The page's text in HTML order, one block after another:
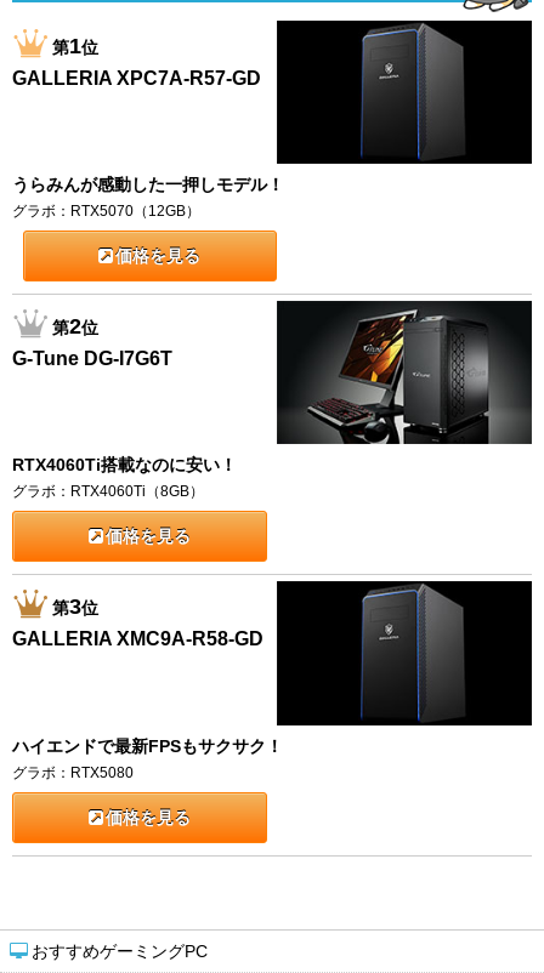
おすすめゲーミングPC
第1位
GALLERIA XPC7A-R57-GD
うらみんが感動した一押しモデル！
グラボ：RTX5070（12GB）
価格を見る
第2位
G-Tune DG-I7G6T
RTX4060Ti搭載なのに安い！
グラボ：RTX4060Ti（8GB）
価格を見る
第3位
GALLERIA XMC9A-R58-GD
ハイエンドで最新FPSもサクサク！
グラボ：RTX5080
価格を見る